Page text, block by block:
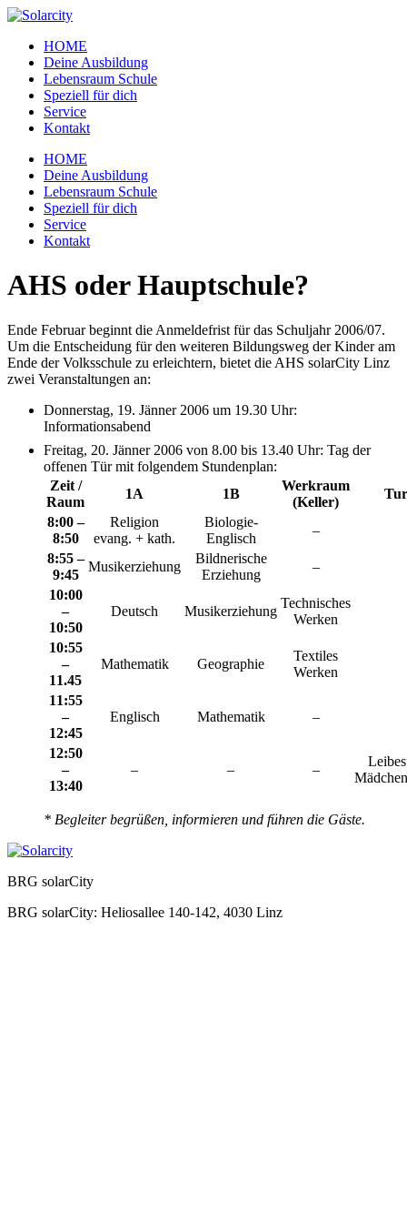
Zum
wechselnHOME
Deine Ausbildung
Lebensraum Schule
Speziell für dich
Service
Kontakt
Menü
HOME
Deine Ausbildung
Lebensraum Schule
Speziell für dich
Service
Kontakt
AHS oder Hauptschule?
Ende Februar beginnt die Anmeldefrist für das Schuljahr 2006/07.
Um die Entscheidung für den weiteren Bildungsweg der Kinder am
Ende der Volksschule zu erleichtern, bietet die AHS solarCity Linz
zwei Veranstaltungen an:
Donnerstag, 19. Jänner 2006 um 19.30 Uhr:
Informationsabend
Freitag, 20. Jänner 2006 von 8.00 bis 13.40 Uhr: Tag der
offenen Tür mit folgendem Stundenplan:
Zeit /
Raum
1A 1B
Werkraum
(Keller)
8:00 –
8:50
Religion
evang. + kath.
Biologie-
Englisch
–
8:55 –
9:45
Musikerziehung
Bildnerische
Erziehung
–
10:00
–
10:50
Deutsch Musikerziehung
Technisches
Werken
10:55
–
11.45
Mathematik Geographie
Textiles
Werken
11:55
–
12:45
Englisch Mathematik –
12:50
–
13:40
– – –
* Begleiter begrüßen, informieren und führen die Gäste.
BRG solarCity
BRG solarCity: Heliosallee 140-142, 4030 Linz